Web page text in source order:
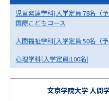
大学入学共通テスト「受験上の
配慮案内」の請求
幼稚園教員資格認定試験
高等学校（情報）教員資格認定
児童発達学科[入学定員:78名（
国際こどもコース
人間福祉学科[入学定員:50名（
心理学科[入学定員:100名]
文京学院大学 人間